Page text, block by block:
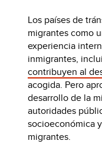
Los países de
migrantes como
experiencia
inmigrantes,
contribuyen al
acogida. Pero
desarrollo de la
autoridades
socioeconómica
migrantes.